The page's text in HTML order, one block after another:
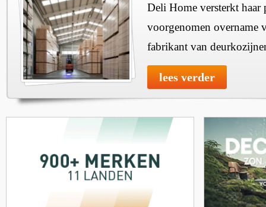
Deli Home versterkt haar
voorgenomen overname
fabrikant van
lees verder